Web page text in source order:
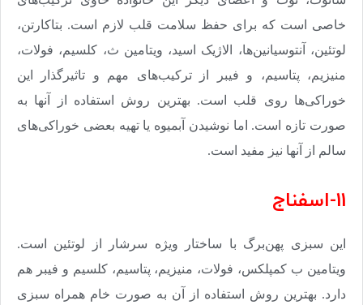
خاصی است که برای حفظ سلامت قلب لازم است. بتاکارتن،
لوتئین، آنتوسیانین‌ها، الاژیک اسید، ویتامین ث، کلسیم، فولات،
منیزیم، پتاسیم، و فیبر از ترکیب‌های مهم و تاثیرگذار این
خوراکی‌ها روی قلب است. بهترین روش استفاده از آنها به
صورت تازه است. اما نوشیدن آبمیوه یا تهیه بعضی خوراکی‌های
سالم از آنها نیز مفید است.
11-اسفناج
این سبزی پهن‌برگ با ساختار ویژه سرشار از لوتئین است.
ویتامین ب کمپلکس، فولات، منیزیم، پتاسیم، کلسیم و فیبر هم
دارد. بهترین روش استفاده از آن به صورت خام همراه سبزی